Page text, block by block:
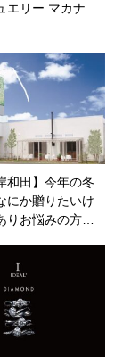
エリー マカナ
和田】今年の冬
にか贈りたいけ
りお悩みの方…